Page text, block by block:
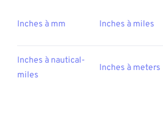
Inches à mm Inches à miles
Inches à nautical-
miles
Inches à meters